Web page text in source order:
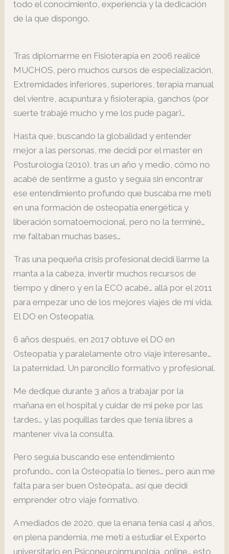
todo el conocimiento, experiencia y la dedicación
de la que dispongo.
Tras diplomarme en Fisioterapia en 2006 realicé
MUCHOS, pero muchos cursos de especialización,
Extremidades inferiores, superiores, terapia manual
del vientre, acupuntura y fisioterapia, ganchos (por
suerte trabajé mucho y me los pude pagar)…
Hasta que, buscando la globalidad y entender
mejor a las personas, me decidí por el master en
Posturología (2010), tras un año y medio, cómo no
acabé de sentirme a gusto y seguía sin encontrar
ese entendimiento profundo que buscaba me metí
en una formación de osteopatía energética y
liberación somatoemocional, pero no la terminé…
me faltaban muchas bases…
Tras una pequeña crisis profesional decidí liarme la
manta a la cabeza, invertir muchos recursos de
tiempo y dinero y en la ECO acabé… allá por el 2011
para empezar uno de los mejores viajes de mi vida.
El DO en Osteopatía.
6 años después, en 2017 obtuve el DO en
Osteopatía y paralelamente otro viaje interesante…
la paternidad. Un paroncillo formativo y profesional.
Me dedique durante 3 años a trabajar por la
mañana en el hospital y cuidar de mi peke por las
tardes… y las poquillas tardes que tenía libres a
mantener viva la consulta.
Pero seguía buscando ese entendimiento
profundo… con la Osteopatía lo tienes… pero aún me
falta para ser buen Osteópata… así que decidí
emprender otro viaje formativo.
A mediados de 2020, que la enana tenía casi 4 años,
en plena pandemia, me metí a estudiar el Experto
universitario en Psiconeuroinmunolgía, online… esto